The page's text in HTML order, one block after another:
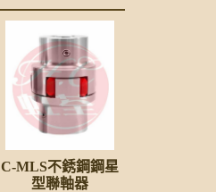
C-MLS不銹鋼鋼星
型聯軸器